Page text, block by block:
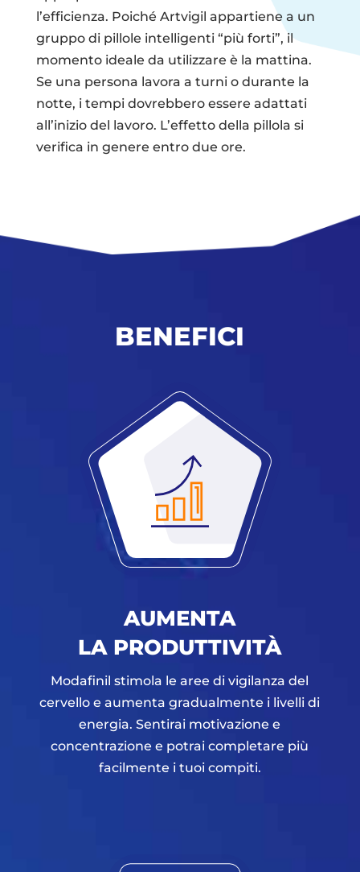
l’efficienza. Poiché Artvigil appartiene a un
gruppo di pillole intelligenti “più forti”, il
momento ideale da utilizzare è la mattina.
Se una persona lavora a turni o durante la
notte, i tempi dovrebbero essere adattati
all’inizio del lavoro. L’effetto della pillola si
verifica in genere entro due ore.
BENEFICI
AUMENTA
LA PRODUTTIVITÀ
Modafinil stimola le aree di vigilanza del
cervello e aumenta gradualmente i livelli di
energia. Sentirai motivazione e
concentrazione e potrai completare più
facilmente i tuoi compiti.